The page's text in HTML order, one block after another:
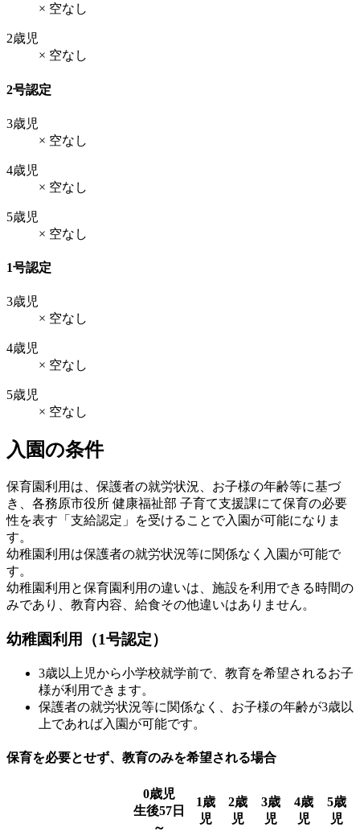
× 空なし
2歳児
× 空なし
2号認定
3歳児
× 空なし
4歳児
× 空なし
5歳児
× 空なし
1号認定
3歳児
× 空なし
4歳児
× 空なし
5歳児
× 空なし
入園の条件
保育園利用は、保護者の就労状況、お子様の年齢等に基づ
き、各務原市役所 健康福祉部 子育て支援課にて保育の必要
性を表す「支給認定」を受けることで入園が可能になりま
す。
幼稚園利用は保護者の就労状況等に関係なく入園が可能で
す。
幼稚園利用と保育園利用の違いは、施設を利用できる時間の
みであり、教育内容、給食その他違いはありません。
幼稚園利用（1号認定）
3歳以上児から小学校就学前で、教育を希望されるお子
様が利用できます。
保護者の就労状況等に関係なく、お子様の年齢が3歳以
上であれば入園が可能です。
保育を必要とせず、教育のみを希望される場合
0歳児
生後57日
～
1歳
児
2歳
児
3歳
児
4歳
児
5歳
児